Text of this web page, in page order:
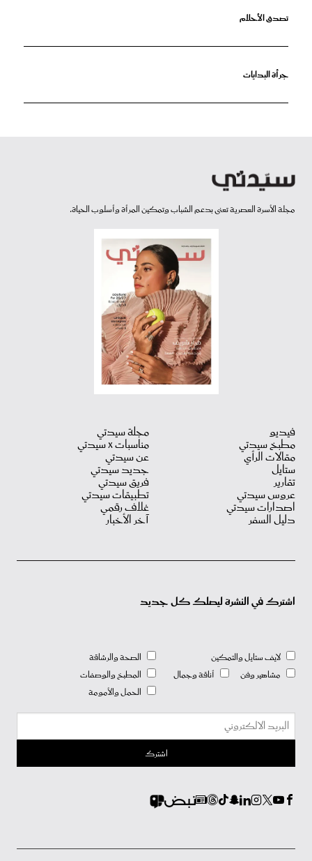
تصدق الأحلام
جرأة البدايات
مجلة الأسرة العصرية تعنى بدعم الشباب وتمكين المرأة وأسلوب الحياة.
فيديو
مطبخ سيدتي
مقالات الرأي
ستايل
تقارير
عروس سيدتي
اصدارات سيدتي
دليل السفر
مجلة سيدتي
مناسبات X سيدتي
عن سيدتي
جديد سيدتي
فريق سيدتي
تطبيقات سيدتي
غلاف رقمي
آخر الأخبار
اشترك في النشرة ليصلك كل جديد
لايف ستايل والتمكين
مشاهير وفن
أناقة وجمال
الصحة والرشاقة
المطبخ والوصفات
الحمل والأمومة